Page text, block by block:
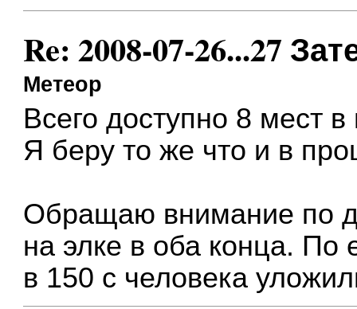
Re: 2008-07-26...27
Метеор
Всего доступно 8 мест в
Я беру то же что и в
Обращаю внимание по
на элке в оба конца. По
в 150 с человека